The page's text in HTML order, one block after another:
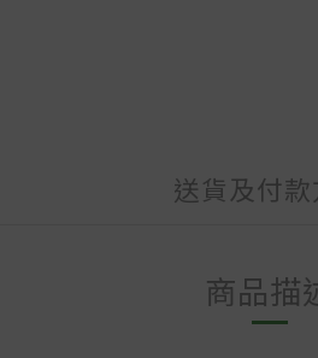
送貨及付
商品描